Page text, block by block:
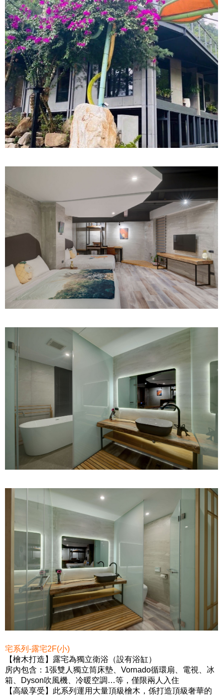
宅系列-露宅2F(小)
【檜木打造】 露宅為獨立衛浴（設有浴缸）
房內包含：1張雙人獨立筒床墊、Vornado循環扇、電視、冰
箱、Dyson吹風機、冷暖空調…等， 僅限兩人入住
【高級享受】 此系列運用大量頂級檜木，係打造頂級奢華的